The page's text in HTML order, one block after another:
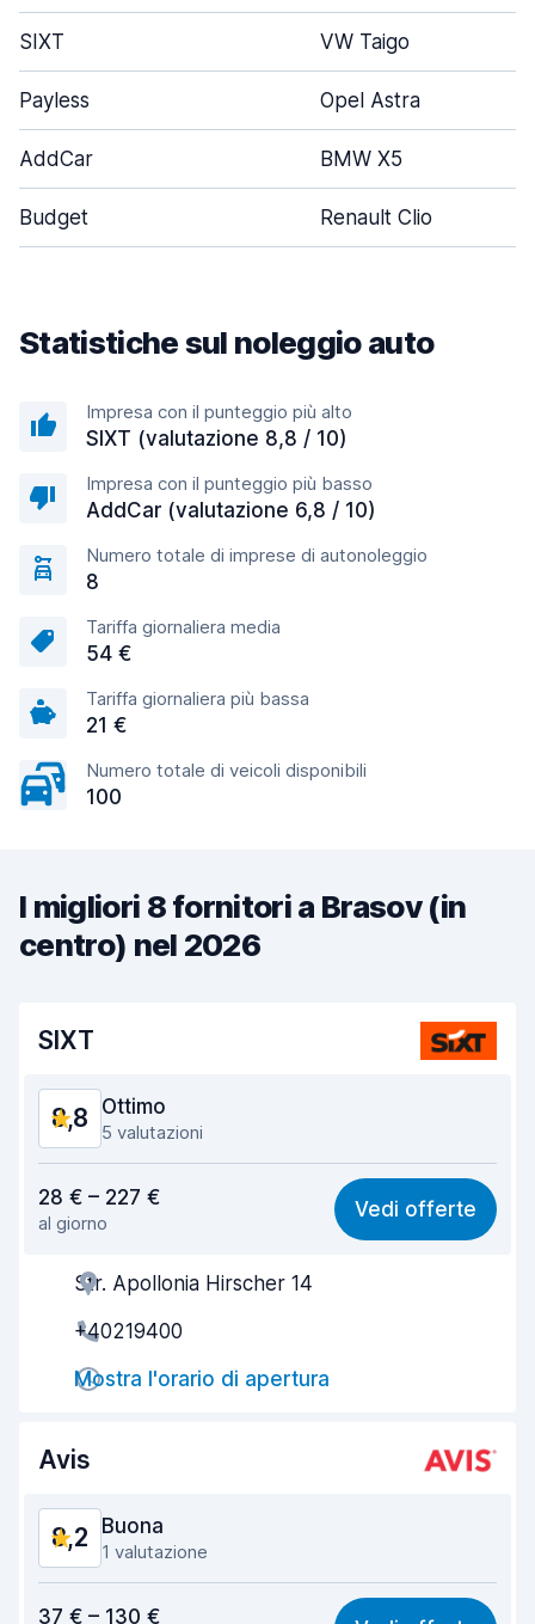
SIXT VW Taigo
Payless Opel Astra
AddCar BMW X5
Budget Renault Clio
Statistiche sul noleggio auto
Impresa con il punteggio più alto
SIXT (valutazione 8,8 / 10)
Impresa con il punteggio più basso
AddCar (valutazione 6,8 / 10)
Numero totale di imprese di autonoleggio
8
Tariffa giornaliera media
54 €
Tariffa giornaliera più bassa
21 €
Numero totale di veicoli disponibili
100
I migliori 8 fornitori a Brasov (in
centro) nel 2026
SIXT
8,8 Ottimo
5 valutazioni
9,1
Facile da trovare 8,3
Gentilezza degli agenti
Rapidità del ritiro
Rapidità della riconsegna
28 € – 227 €
al giorno
Vedi offerte
Str. Apollonia Hirscher 14
+40219400
Mostra l'orario di apertura
Avis
8,2 Buona
1 valutazione
8,1
37 € – 130 €